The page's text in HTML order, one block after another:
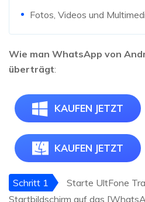
Fotos, Videos und
Wie man WhatsApp von
überträgt:
KAUFEN JETZT
KAUFEN JETZT
Schritt 1
Starte UltFone
Startbildschirm auf das